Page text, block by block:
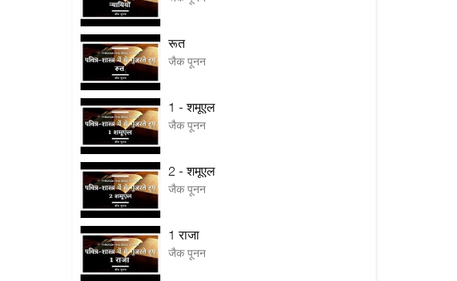
रूत
जैक पूनन
1 - शमूएल
जैक पूनन
2 - शमूएल
जैक पूनन
1 राजा
जैक पूनन